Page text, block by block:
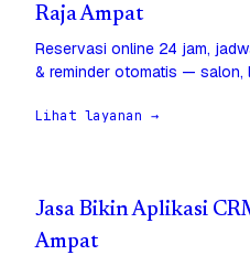
Raja Ampat
Reservasi online 24 jam,
& reminder otomatis — salon,
Lihat layanan →
Jasa Bikin Aplikasi
Ampat